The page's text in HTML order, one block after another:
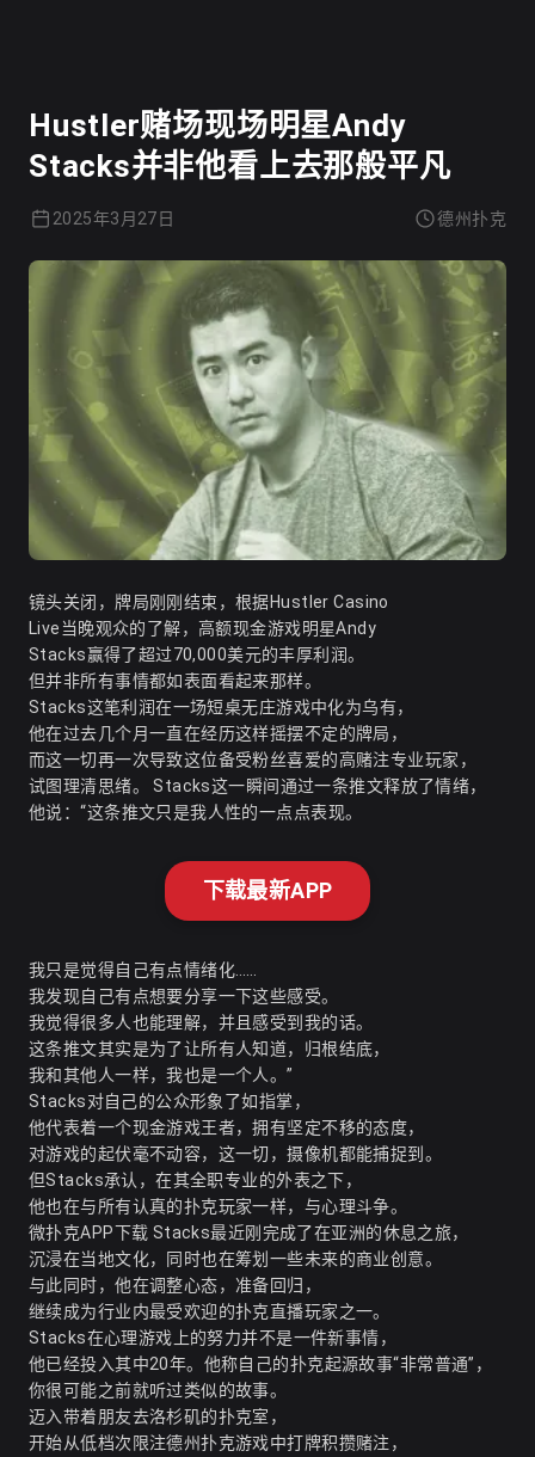
Hustler赌场现场明星Andy
Stacks并非他看上去那般平凡
2025年3月27日 德州扑克
镜头关闭，牌局刚刚结束，根据Hustler Casino
Live当晚观众的了解，高额现金游戏明星Andy
Stacks赢得了超过70,000美元的丰厚利润。
但并非所有事情都如表面看起来那样。
Stacks这笔利润在一场短桌无庄游戏中化为乌有，
他在过去几个月一直在经历这样摇摆不定的牌局，
而这一切再一次导致这位备受粉丝喜爱的高赌注专业玩家，
试图理清思绪。 Stacks这一瞬间通过一条推文释放了情绪，
他说：“这条推文只是我人性的一点点表现。
下载最新APP
我只是觉得自己有点情绪化……
我发现自己有点想要分享一下这些感受。
我觉得很多人也能理解，并且感受到我的话。
这条推文其实是为了让所有人知道，归根结底，
我和其他人一样，我也是一个人。”
Stacks对自己的公众形象了如指掌，
他代表着一个现金游戏王者，拥有坚定不移的态度，
对游戏的起伏毫不动容，这一切，摄像机都能捕捉到。
但Stacks承认，在其全职专业的外表之下，
他也在与所有认真的扑克玩家一样，与心理斗争。
微扑克APP下载 Stacks最近刚完成了在亚洲的休息之旅，
沉浸在当地文化，同时也在筹划一些未来的商业创意。
与此同时，他在调整心态，准备回归，
继续成为行业内最受欢迎的扑克直播玩家之一。
Stacks在心理游戏上的努力并不是一件新事情，
他已经投入其中20年。他称自己的扑克起源故事“非常普通”，
你很可能之前就听过类似的故事。
迈入带着朋友去洛杉矶的扑克室，
开始从低档次限注德州扑克游戏中打牌积攒赌注，